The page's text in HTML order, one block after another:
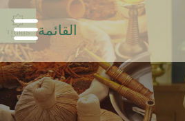
القائمة